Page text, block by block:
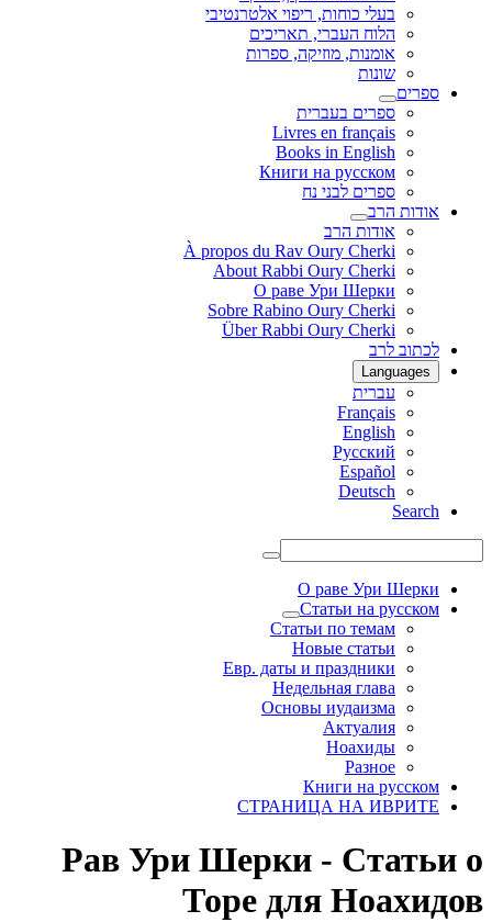
בעלי כוחות, ריפוי אלטרנטיבי
הלוח העברי, תאריכים
אומנות, מוזיקה, ספרות
שונות
ספרים
ספרים בעברית
Livres en français
Books in English
Книги на русском
ספרים לבני נח
אודות הרב
אודות הרב
À propos du Rav Oury Cherki
About Rabbi Oury Cherki
О раве Ури Шерки
Sobre Rabino Oury Cherki
Über Rabbi Oury Cherki
לכתוב לרב
Languages
עברית
Français
English
Русский
Español
Deutsch
Search
О раве Ури Шерки
Статьи на русском
Статьи по темам
Новые статьи
Евр. даты и праздники
Недельная глава
Основы иудаизма
Актуалия
Ноахиды
Разное
Книги на русском
СТРАНИЦА НА ИВРИТЕ
Рав Ури Шерки - Статьи о
Торе для Ноахидов